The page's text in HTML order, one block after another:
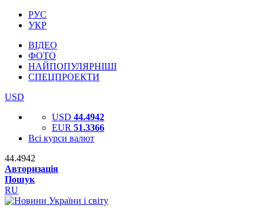
РУС
УКР
ВІДЕО
ФОТО
НАЙПОПУЛЯРНІШІ
СПЕЦПРОЕКТИ
USD
USD 44.4942
EUR 51.3366
Всі курси валют
44.4942
Авторизація
Пошук
RU